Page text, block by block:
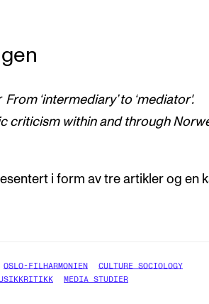
From ‘intermediary’ to ‘mediator'.
criticism within and through
i form av tre artikler og en
OSLO-FILHARMONIEN
CULTURE SOCIOLOGY
MEDIA STUDIER